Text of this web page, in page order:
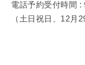
患者さん向け情報
電話予約受付時間 :
（土日祝日、12月